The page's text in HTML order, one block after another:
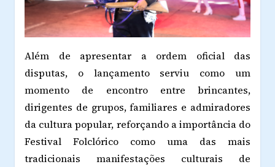
Além de apresentar a ordem oficial das
disputas, o lançamento serviu como um
momento de encontro entre brincantes,
dirigentes de grupos, familiares e admiradores
da cultura popular, reforçando a importância do
Festival Folclórico como uma das mais
tradicionais manifestações culturais de